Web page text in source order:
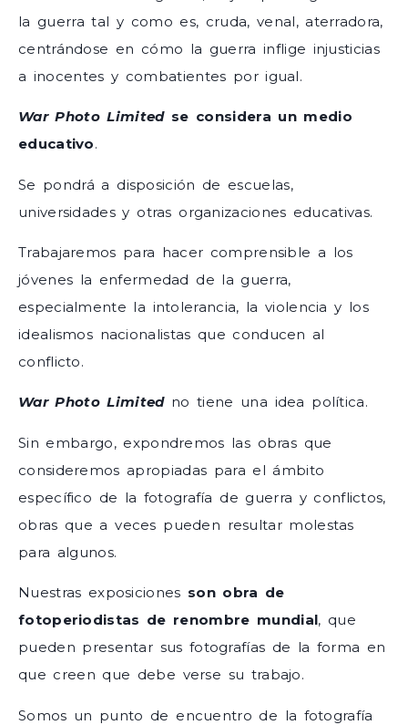
la guerra tal y como es, cruda, venal, aterradora,
centrándose en cómo la guerra inflige injusticias
a inocentes y combatientes por igual.
War Photo Limited se considera un medio
educativo.
Se pondrá a disposición de escuelas,
universidades y otras organizaciones educativas.
Trabajaremos para hacer comprensible a los
jóvenes la enfermedad de la guerra,
especialmente la intolerancia, la violencia y los
idealismos nacionalistas que conducen al
conflicto.
War Photo Limitedno tiene una idea política.
Sin embargo, expondremos las obras que
consideremos apropiadas para el ámbito
específico de la fotografía de guerra y conflictos,
obras que a veces pueden resultar molestas
para algunos.
Nuestras exposiciones son obra de
fotoperiodistas de renombre mundial, que
pueden presentar sus fotografías de la forma en
que creen que debe verse su trabajo.
Somos un punto de encuentro de la fotografía